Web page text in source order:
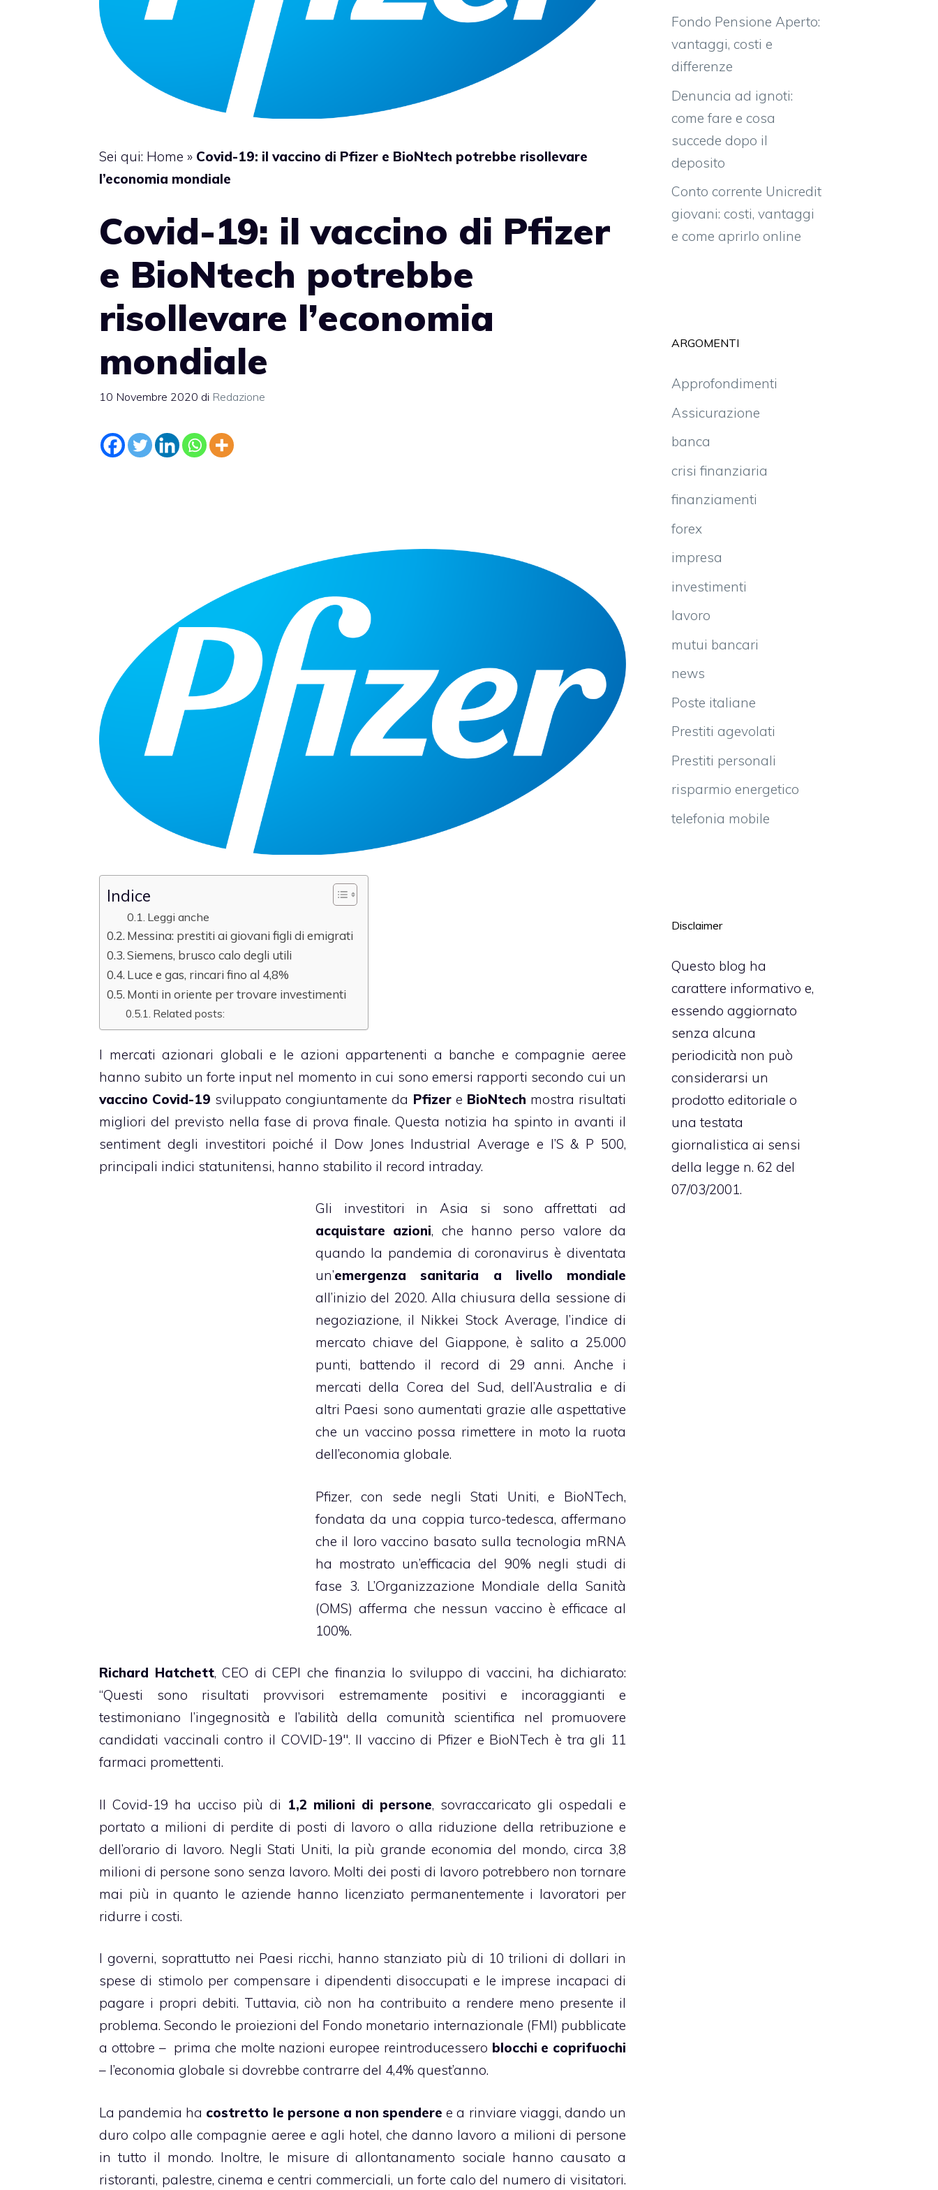
Sei qui: Home » Covid-19: il vaccino di Pfizer e BioNtech potrebbe risollevare
l’economia mondiale
Covid-19: il vaccino di Pfizer
e BioNtech potrebbe
risollevare l’economia
mondiale
10 Novembre 2020 di Redazione
Indice
Leggi anche
Messina: prestiti ai giovani figli di emigrati
Siemens, brusco calo degli utili
Luce e gas, rincari fino al 4,8%
Monti in oriente per trovare investimenti
Related posts:
I mercati azionari globali e le azioni appartenenti a banche e compagnie aeree
hanno subito un forte input nel momento in cui sono emersi rapporti secondo cui un
vaccino Covid-19 sviluppato congiuntamente da Pfizere BioNtech mostra risultati
migliori del previsto nella fase di prova finale. Questa notizia ha spinto in avanti il
sentiment degli investitori poiché il Dow Jones Industrial Average e l’S & P 500,
principali indici statunitensi, hanno stabilito il record intraday.
Gli investitori in Asia si sono affrettati ad
acquistare azioni, che hanno perso valore da
quando la pandemia di coronavirus è diventata
un’emergenza sanitaria a livello mondiale
all’inizio del 2020. Alla chiusura della sessione di
negoziazione, il Nikkei Stock Average, l’indice di
mercato chiave del Giappone, è salito a 25.000
punti, battendo il record di 29 anni. Anche i
mercati della Corea del Sud, dell’Australia e di
altri Paesi sono aumentati grazie alle aspettative
che un vaccino possa rimettere in moto la ruota
dell’economia globale.
Pfizer, con sede negli Stati Uniti, e BioNTech,
fondata da una coppia turco-tedesca, affermano
che il loro vaccino basato sulla tecnologia mRNA
ha mostrato un’efficacia del 90% negli studi di
fase 3. L’Organizzazione Mondiale della Sanità
(OMS) afferma che nessun vaccino è efficace al
100%.
Richard Hatchett, CEO di CEPI che finanzia lo sviluppo di vaccini, ha dichiarato:
“Questi sono risultati provvisori estremamente positivi e incoraggianti e
testimoniano l’ingegnosità e l’abilità della comunità scientifica nel promuovere
candidati vaccinali contro il COVID-19″. Il vaccino di Pfizer e BioNTech è tra gli 11
farmaci promettenti.
Il Covid-19 ha ucciso più di 1,2 milioni di persone, sovraccaricato gli ospedali e
portato a milioni di perdite di posti di lavoro o alla riduzione della retribuzione e
dell’orario di lavoro. Negli Stati Uniti, la più grande economia del mondo, circa 3,8
milioni di persone sono senza lavoro. Molti dei posti di lavoro potrebbero non tornare
mai più in quanto le aziende hanno licenziato permanentemente i lavoratori per
ridurre i costi.
I governi, soprattutto nei Paesi ricchi, hanno stanziato più di 10 trilioni di dollari in
spese di stimolo per compensare i dipendenti disoccupati e le imprese incapaci di
pagare i propri debiti. Tuttavia, ciò non ha contribuito a rendere meno presente il
problema. Secondo le proiezioni del Fondo monetario internazionale (FMI) pubblicate
a ottobre – prima che molte nazioni europee reintroducessero blocchi e coprifuochi
– l’economia globale si dovrebbe contrarre del 4,4% quest’anno.
La pandemia ha costretto le persone a non spendere e a rinviare viaggi, dando un
duro colpo alle compagnie aeree e agli hotel, che danno lavoro a milioni di persone
in tutto il mondo. Inoltre, le misure di allontanamento sociale hanno causato a
ristoranti, palestre, cinema e centri commerciali, un forte calo del numero di visitatori.
Fondo Pensione Aperto:
vantaggi, costi e
differenze
Denuncia ad ignoti:
come fare e cosa
succede dopo il
deposito
Conto corrente Unicredit
giovani: costi, vantaggi
e come aprirlo online
ARGOMENTI
Approfondimenti
Assicurazione
banca
crisi finanziaria
finanziamenti
forex
impresa
investimenti
lavoro
mutui bancari
news
Poste italiane
Prestiti agevolati
Prestiti personali
risparmio energetico
telefonia mobile
Disclaimer
Questo blog ha
carattere informativo e,
essendo aggiornato
senza alcuna
periodicità non può
considerarsi un
prodotto editoriale o
una testata
giornalistica ai sensi
della legge n. 62 del
07/03/2001.